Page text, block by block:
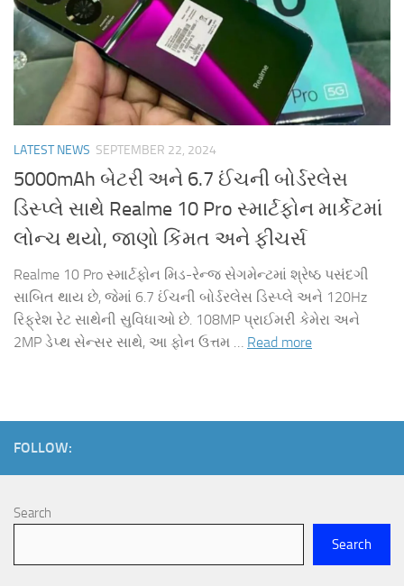
LATEST NEWS SEPTEMBER 22, 2024
5000mAh બેટરી અને 6.7 ઈંચની બોર્ડરલેસ
ડિસ્પ્લે સાથે Realme 10 Pro સ્માર્ટફોન માર્કેટમાં
લોન્ચ થયો, જાણો કિંમત અને ફીચર્સ
Realme 10 Pro સ્માર્ટફોન મિડ-રેન્જ સેગમેન્ટમાં શ્રેષ્ઠ પસંદગી
સાબિત થાય છે, જેમાં 6.7 ઈંચની બોર્ડરલેસ ડિસ્પ્લે અને 120Hz
રિફ્રેશ રેટ સાથેની સુવિધાઓ છે. 108MP પ્રાઈમરી કેમેરા અને
2MP ડેપ્થ સેન્સર સાથે, આ ફોન ઉત્તમ … Read more
FOLLOW:
Search
Search